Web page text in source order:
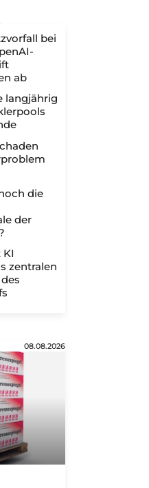
bei
ab
langjährig
die
der
KI
zentralen
08.08.2026